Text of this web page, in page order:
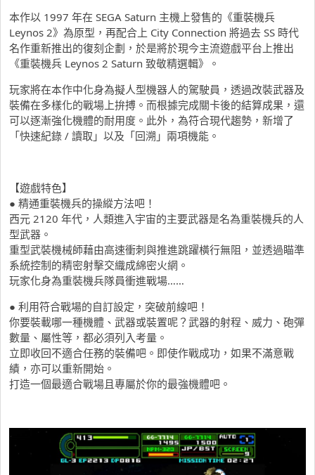
本作以 1997 年在 SEGA Saturn 主機上發售的《重裝機兵
Leynos 2》為原型，再配合上 City Connection 將過去 SS 時代
名作重新推出的復刻企劃，於是將於現今主流遊戲平台上推出
《重裝機兵 Leynos 2 Saturn 致敬精選輯》。
玩家將在本作中化身為擬人型機器人的駕駛員，透過改裝武器及
裝備在多樣化的戰場上拚搏。而根據完成關卡後的結算成果，還
可以逐漸強化機體的耐用度。此外，為符合現代趨勢，新增了
「快速紀錄 / 讀取」以及「回溯」兩項機能。
【遊戲特色】
● 精通重裝機兵的操縱方法吧！
西元 2120 年代，人類進入宇宙的主要武器是名為重裝機兵的人
型武器。
重型武裝機械師藉由高速衝刺與推進跳躍橫行無阻，並透過瞄準
系統控制的精密射擊交織成綿密火網。
玩家化身為重裝機兵隊員衝進戰場……
● 利用符合戰場的自訂設定，突破前線吧！
你要裝載哪一種機體、武器或裝置呢？武器的射程、威力、砲彈
數量、屬性等，都必須列入考量。
立即收回不適合任務的裝備吧。即使作戰成功，如果不滿意戰
績，亦可以重新開始。
打造一個最適合戰場且專屬於你的最強機體吧。